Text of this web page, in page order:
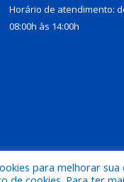
Horário de atendimento:
08:00h às 14:00h
Todos os direitos
para melhorar